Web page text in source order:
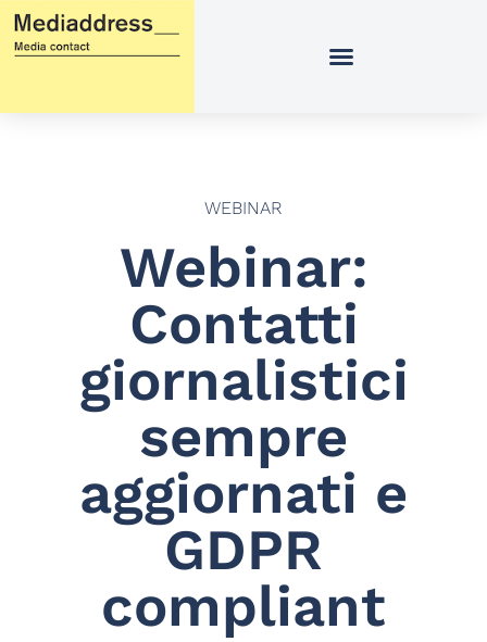
Vai
contenuto
WEBINAR
Webinar:
Contatti
giornalistici
sempre
aggiornati e
GDPR
compliant